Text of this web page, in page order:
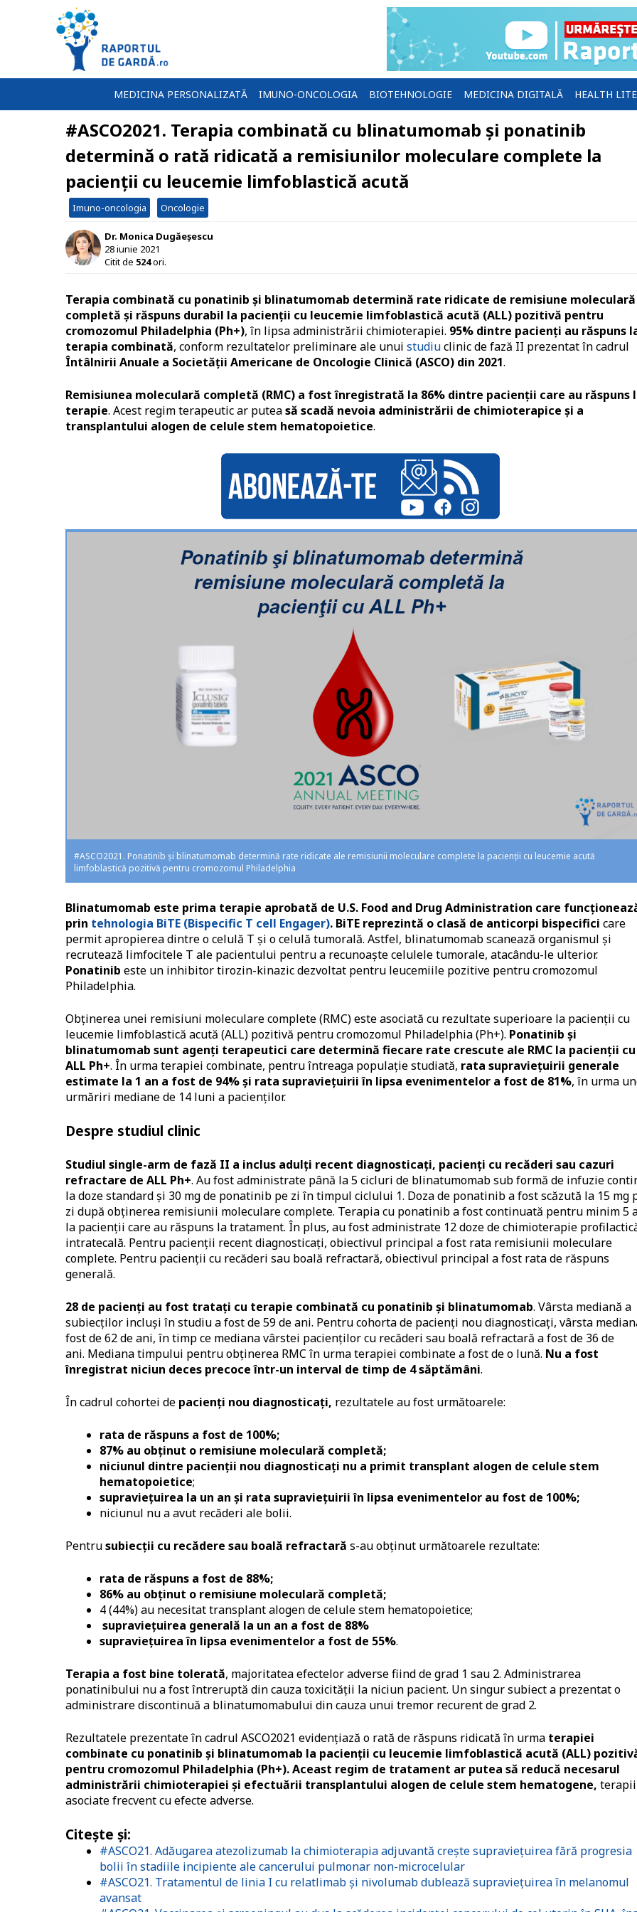
MEDICINA PERSONALIZATĂ IMUNO-ONCOLOGIA BIOTEHNOLOGIE MEDICINA DIGITALĂ HEALTH
#ASCO2021. Terapia combinată cu blinatumomab și ponatinib
determină o rată ridicată a remisiunilor moleculare complete la
pacienţii cu leucemie limfoblastică acută
Imuno-oncologia Oncologie
Dr. Monica Dugăeșescu
28 iunie 2021
Citit de 524ori.
Terapia combinată cu ponatinib şi blinatumomab determină rate ridicate de remisiune moleculară
completă şi răspuns durabil la pacienţii cu leucemie limfoblastică acută (ALL) pozitivă pentru
cromozomul Philadelphia (Ph+), în lipsa administrării chimioterapiei. 95% dintre pacienţi au răspuns
terapia combinată, conform rezultatelor preliminare ale unui studiuclinic de fază II prezentat în cadrul
Întâlnirii Anuale a Societății Americane de Oncologie Clinică (ASCO) din 2021.
Remisiunea moleculară completă (RMC) a fost înregistrată la 86% dintre pacienţii care au răspuns
terapie. Acest regim terapeutic ar puteasă scadă nevoia administrării de chimioterapice şi a
transplantului alogen de celule stem hematopoietice.
#ASCO2021. Ponatinib şi blinatumomab determină rate ridicate ale remisiunii moleculare complete la pacienţii cu leucemie acută
limfoblastică pozitivă pentru cromozomul Philadelphia
Blinatumomab este prima terapie aprobată de U.S. Food and Drug Administration care
prin tehnologia BiTE (Bispecific T cell Engager). BiTE reprezintă o clasă de anticorpi bispecifici care
permit apropierea dintre o celulă T și o celulă tumorală. Astfel, blinatumomab scanează organismul și
recrutează limfocitele T ale pacientului pentru a recunoaște celulele tumorale, atacându-le ulterior.
Ponatinib este un inhibitor tirozin-kinazic dezvoltat pentru leucemiile pozitive pentru cromozomul
Philadelphia.
Obţinerea unei remisiuni moleculare complete (RMC) este asociată cu rezultate superioare la pacienţii cu
leucemie limfoblastică acută (ALL) pozitivă pentru cromozomul Philadelphia (Ph+). Ponatinib şi
blinatumomab sunt agenţi terapeutici care determină fiecare rate crescute ale RMC la pacienţii cu
ALL Ph+. În urma terapiei combinate, pentru întreaga populaţie studiată, rata supravieţuirii generale
estimate la 1 an a fost de 94% şi rata supravieţuirii în lipsa evenimentelor a fost de 81%, în urma
urmăriri mediane de 14 luni a pacienţilor.
Despre studiul clinic
Studiul single-arm de fază II a inclus adulţi recent diagnosticaţi, pacienţi cu recăderi sau cazuri
refractare de ALL Ph+. Au fost administrate până la 5 cicluri de blinatumomab sub formă de infuzie
la doze standard şi 30 mg de ponatinib pe zi în timpul ciclului 1. Doza de ponatinib a fost scăzută la 15 mg
zi după obţinerea remisiunii moleculare complete. Terapia cu ponatinib a fost continuată pentru minim 5
la pacienţii care au răspuns la tratament. În plus, au fost administrate 12 doze de chimioterapie
intratecală. Pentru pacienţii recent diagnosticaţi, obiectivul principal a fost rata remisiunii moleculare
complete. Pentru pacienţii cu recăderi sau boală refractară, obiectivul principal a fost rata de răspuns
generală.
28 de pacienţi au fost trataţi cu terapie combinată cu ponatinib şi blinatumomab. Vârsta mediană a
subiecţilor incluşi în studiu a fost de 59 de ani. Pentru cohorta de pacienţi nou diagnosticaţi, vârsta
fost de 62 de ani, în timp ce mediana vârstei pacienţilor cu recăderi sau boală refractară a fost de 36 de
ani. Mediana timpului pentru obţinerea RMC în urma terapiei combinate a fost de o lună. Nu a fost
înregistrat niciun deces precoce într-un interval de timp de 4 săptămâni.
În cadrul cohortei de pacienţi nou diagnosticaţi, rezultatele au fost următoarele:
rata de răspuns a fost de 100%;
87% au obţinut o remisiune moleculară completă;
niciunul dintre pacienţii nou diagnosticaţi nu a primit transplant alogen de celule stem
hematopoietice;
supravieţuirea la un an şi rata supravieţuirii în lipsa evenimentelor au fost de 100%;
niciunul nu a avut recăderi ale bolii.
Pentrusubiecţii cu recădere sau boală refractară s-au obţinut următoarele rezultate:
rata de răspuns a fost de 88%;
86% au obţinut o remisiune moleculară completă;
4 (44%) au necesitat transplant alogen de celule stem hematopoietice;
supravieţuirea generală la un an a fost de 88%
supravieţuirea în lipsa evenimentelor a fost de 55%.
Terapia a fost bine tolerată, majoritatea efectelor adverse fiind de grad 1 sau 2. Administrarea
ponatinibului nu a fost întreruptă din cauza toxicităţii la niciun pacient. Un singur subiect a prezentat o
administrare discontinuă a blinatumomabului din cauza unui tremor recurent de grad 2.
Rezultatele prezentate în cadrul ASCO2021 evidenţiază o rată de răspuns ridicată în urma terapiei
combinate cu ponatinib şi blinatumomab la pacienţii cu leucemie limfoblastică acută (ALL)
pentru cromozomul Philadelphia (Ph+). Aceast regim de tratament ar putea să reducă necesarul
administrării chimioterapiei şi efectuării transplantului alogen de celule stem hematogene, terapii
asociate frecvent cu efecte adverse.
Citeşte şi:
#ASCO21. Adăugarea atezolizumab la chimioterapia adjuvantă crește supraviețuirea fără progresia
bolii în stadiile incipiente ale cancerului pulmonar non-microcelular
#ASCO21. Tratamentul de linia I cu relatlimab și nivolumab dublează supraviețuirea în melanomul
avansat